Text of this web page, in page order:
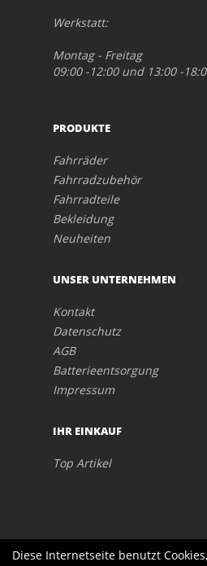
Werkstatt:
Montag - Freitag
09:00 -12:00 und 13:00 -
PRODUKTE
Fahrräder
Fahrradzubehör
Fahrradteile
Bekleidung
Neuheiten
UNSER UNTERNEHMEN
Kontakt
Datenschutz
AGB
Batterieentsorgung
Impressum
IHR EINKAUF
Top Artikel
Diese Internetseite benutzt